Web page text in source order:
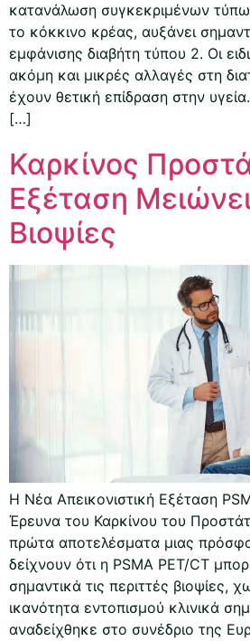
κατανάλωση συγκεκριμένων
το κόκκινο κρέας, αυξάνει
εμφάνισης διαβήτη τύπου 2. Οι
ακόμη και μικρές αλλαγές στη
έχουν θετική επίδραση στην
[…]
Καρκίνος
Εξέταση Μειώνει
Βιοψίες
Η Νέα Απεικονιστική Εξέταση
Έρευνα του Καρκίνου του
πρώτα αποτελέσματα μιας
δείχνουν ότι η PSMA PET/CT
σημαντικά τις περιττές βιοψίες,
ικανότητα εντοπισμού κλινικά
αναδείχθηκε στο συνέδριο της